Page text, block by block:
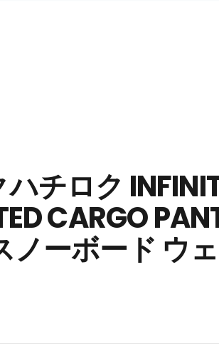
チロク
CARGO
ーボード ウェ